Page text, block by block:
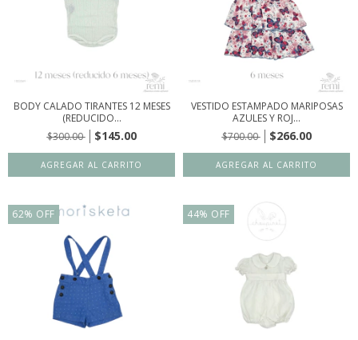
BODY CALADO TIRANTES 12 MESES
(REDUCIDO...
$300.00
$145.00
VESTIDO ESTAMPADO MARIPOSAS
AZULES Y ROJ...
$700.00
$266.00
62% OFF 44% OFF